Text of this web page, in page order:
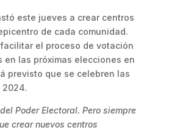
este jueves a crear centros
de cada comunidad.
el proceso de votación
en las próximas elecciones en
previsto que se celebren las
2024.
Poder Electoral. Pero siempre
crear nuevos centros